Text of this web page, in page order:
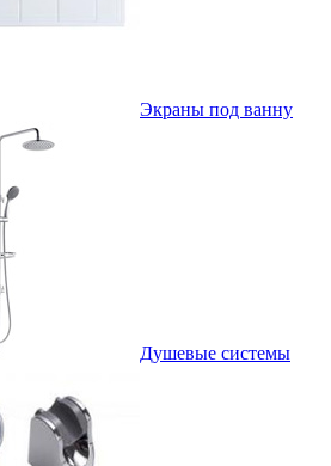
Экраны под ванну
Душевые системы